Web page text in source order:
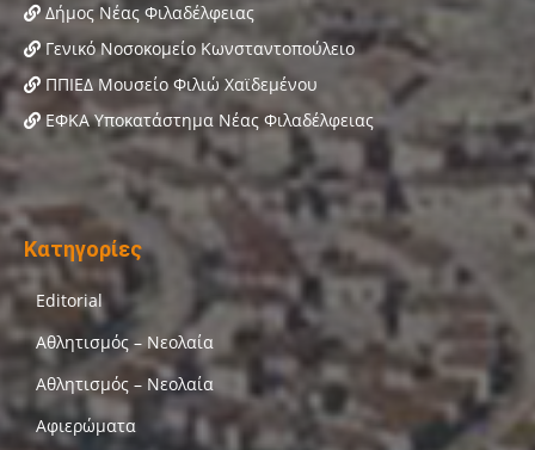
Δήμος Νέας Φιλαδέλφειας
Γενικό Νοσοκομείο Κωνσταντοπούλειο
ΠΠΙΕΔ Μουσείο Φιλιώ Χαϊδεμένου
ΕΦΚΑ Υποκατάστημα Νέας Φιλαδέλφειας
Κατηγορίες
Editorial
Αθλητισμός – Νεολαία
Αθλητισμός – Νεολαία
Αφιερώματα